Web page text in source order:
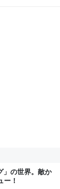
」の世界。敵か
ー！